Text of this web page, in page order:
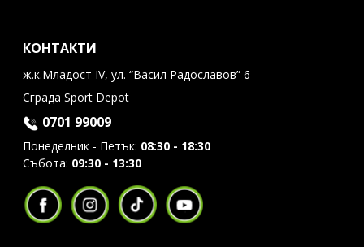
КОНТАКТИ
ж.к.Младост IV, ул. “Васил Радославов” 6
Сграда Sport Depot
0701 99009
Понеделник - Петък: 08:30 - 18:30
Събота: 09:30 - 13:30